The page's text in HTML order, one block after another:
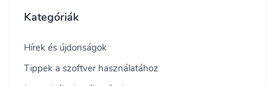
Kategóriák
Hírek és újdonságok
Tippek a szoftver használatához